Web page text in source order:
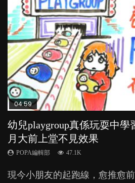
04:59
幼兒playgroup真係玩耍中學
月大前上堂不見效果
POPA編輯部 47.1K
現今小朋友的起跑線，愈推愈
03:39
幼稚園遊戲課 如何刺激幼
與懲罰？
POPA編輯部 33.1K
由美國學者所創的 tools of the
03:02
老公患產後憂鬱症對BB的影
POPA編輯部 15.9K
鬱，影響日常生活，嚴重的甚
04:06
全職好？在職好？｜全職媽
力與價值
POPA編輯部 25.8K
許多媽媽心底可能都有一刻掙
03:41
BB口腔期乜都放入口，父
POPA編輯部 25.5K
成吮手指的習慣，大個就很難